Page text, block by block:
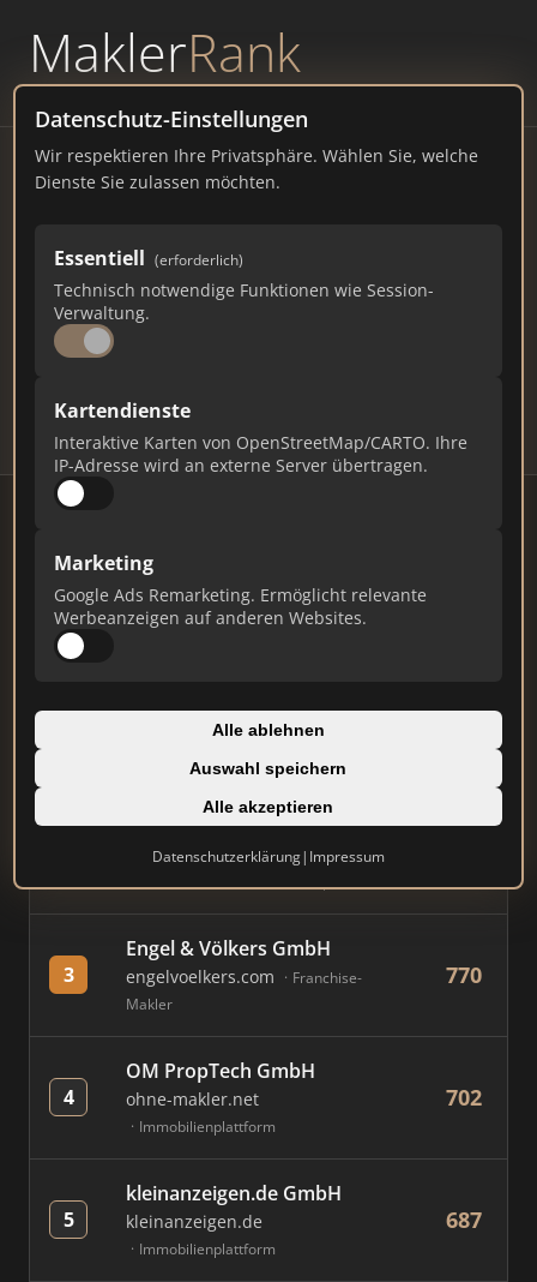
MaklerRank
powered byWAVEPOINT
Datenschutz-Einstellungen
Wir respektieren Ihre Privatsphäre. Wählen Sie, welche
Dienste Sie zulassen möchten.
Essentiell (erforderlich)
Technisch notwendige Funktionen wie Session-
Verwaltung.
Kartendienste
Interaktive Karten von OpenStreetMap/CARTO. Ihre
IP-Adresse wird an externe Server übertragen.
Marketing
Google Ads Remarketing. Ermöglicht relevante
Werbeanzeigen auf anderen Websites.
Alle ablehnen
Auswahl speichern
Alle akzeptieren
Datenschutzerklärung| Impressum
Immobilienmakler
Stammham – Ranking Juli
2026
BAYERN1.231 EINWOHNER
81
Makler Makler-Keywords
Stand: Juli 2026
#
Immobilien Scout GmbH
immobilienscout24.de
AVIV Germany GmbH
3
Engel & Völkers GmbH
engelvoelkers.com
Franchise-
Makler
770
4
OM PropTech GmbH
ohne-makler.net
Immobilienplattform
702
5
kleinanzeigen.de GmbH
kleinanzeigen.de
Immobilienplattform
687